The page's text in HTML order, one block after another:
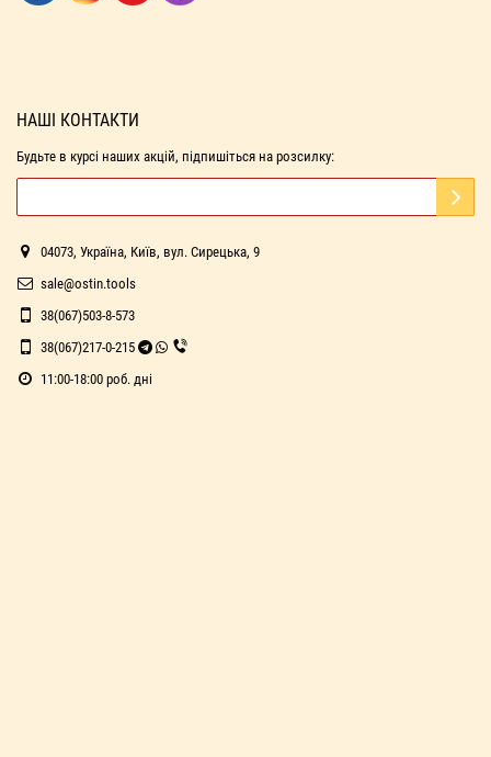
НАШІ КОНТАКТИ
Будьте в курсі наших акцій, підпишіться на розсилку:
04073, Україна, Київ, вул. Сирецька, 9
sale@ostin.tools
38(067)503-8-573
38(067)217-0-215
11:00-18:00 роб. дні